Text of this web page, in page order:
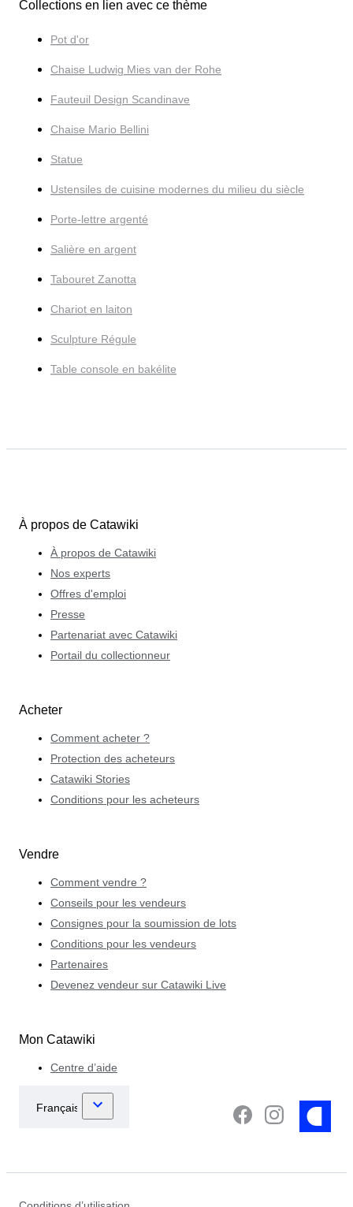
Collections en lien avec ce thème
Pot d'or
Chaise Ludwig Mies van der Rohe
Fauteuil Design Scandinave
Chaise Mario Bellini
Statue
Ustensiles de cuisine modernes du milieu du siècle
Porte-lettre argenté
Salière en argent
Tabouret Zanotta
Chariot en laiton
Sculpture Régule
Table console en bakélite
À propos de Catawiki
À propos de Catawiki
Nos experts
Offres d'emploi
Presse
Partenariat avec Catawiki
Portail du collectionneur
Acheter
Comment acheter ?
Protection des acheteurs
Catawiki Stories
Conditions pour les acheteurs
Vendre
Comment vendre ?
Conseils pour les vendeurs
Consignes pour la soumission de lots
Conditions pour les vendeurs
Partenaires
Devenez vendeur sur Catawiki Live
Mon Catawiki
Centre d’aide